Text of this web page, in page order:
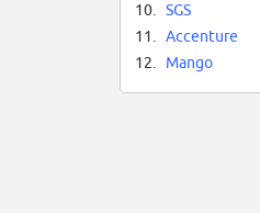
10.
SGS
11.
Accenture
12.
Mango